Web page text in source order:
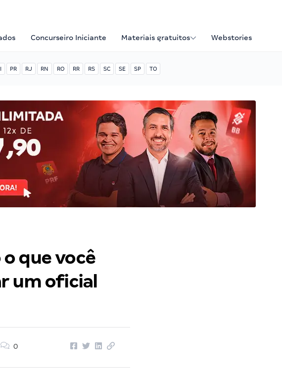
Concurseiro Iniciante Materiais gratuitos Webstories
PR RJ RN RO RR RS SC SE SP TO
que você
um oficial
0